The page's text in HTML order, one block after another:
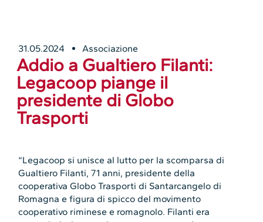
31.05.2024 Associazione
Addio a Gualtiero Filanti:
Legacoop piange il
presidente di Globo
Trasporti
“Legacoop si unisce al lutto per la scomparsa di
Gualtiero Filanti, 71 anni, presidente della
cooperativa Globo Trasporti di Santarcangelo di
Romagna e figura di spicco del movimento
cooperativo riminese e romagnolo. Filanti era